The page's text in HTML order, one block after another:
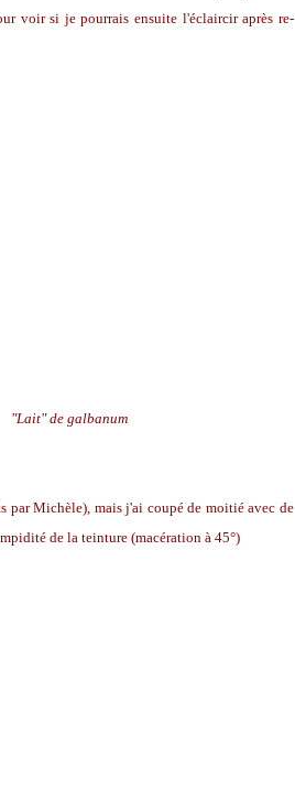
voir si je pourrais ensuite l'éclaircir après re-
"Lait" de galbanum
par Michèle), mais j'ai coupé de moitié avec de
de la teinture (macération à 45°)